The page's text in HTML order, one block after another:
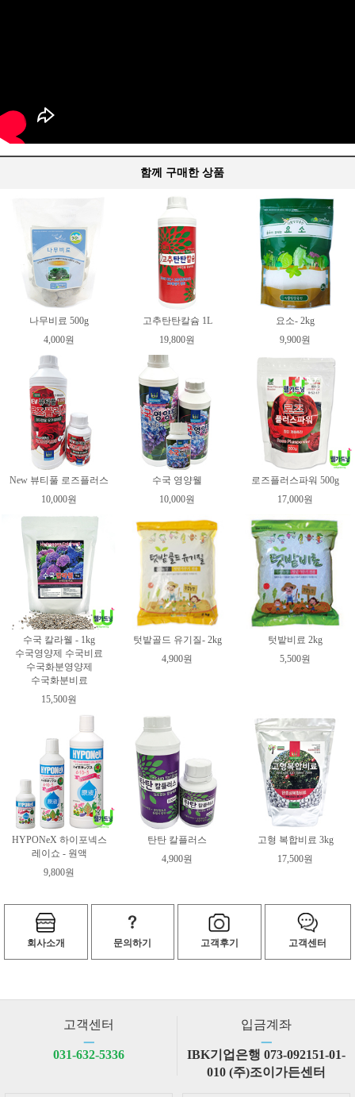
함께 구매한 상품
나무비료 500g
4,000원
고추탄탄칼슘 1L
19,800원
요소- 2kg
9,900원
New 뷰티풀 로즈플러스
10,000원
수국 영양웰
10,000원
로즈플러스파워 500g
17,000원
수국 칼라웰 - 1kg
수국영양제 수국비료
수국화분영양제
수국화분비료
15,500원
텃밭골드 유기질- 2kg
4,900원
텃밭비료 2kg
5,500원
HYPONeX 하이포넥스
레이쇼 - 원액
9,800원
탄탄 칼플러스
4,900원
고형 복합비료 3kg
17,500원
회사소개 문의하기 고객후기 고객센터
고객센터
ㅡ
031-632-5336
입금계좌
ㅡ
IBK기업은행 073-092151-01-
010 (주)조이가든센터